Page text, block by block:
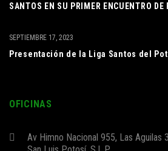
SANTOS EN SU PRIMER ENCUENTRO DE
Presentación de la Liga Santos del
SEPTIEMBRE 17, 2023
OFICINAS
Av Himno Nacional 955, Las Aguilas